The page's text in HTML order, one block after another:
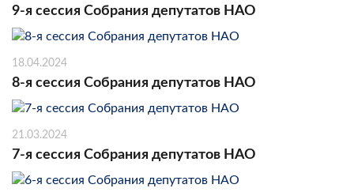
9-я сессия Собрания депутатов НАО
18.04.2024
8-я сессия Собрания депутатов НАО
21.03.2024
7-я сессия Собрания депутатов НАО